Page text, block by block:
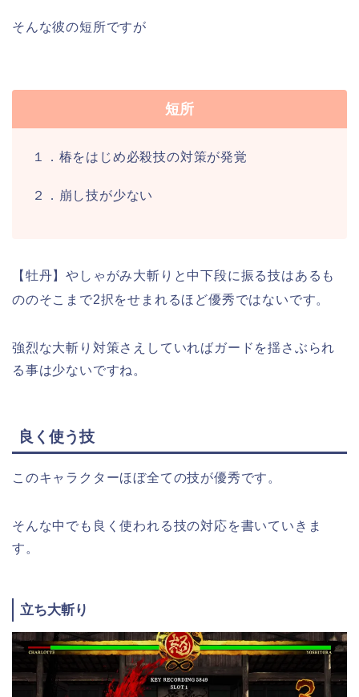
そんな彼の短所ですが
短所
１．椿をはじめ必殺技の対策が発覚
２．崩し技が少ない
【牡丹】やしゃがみ大斬りと中下段に振る技はあるも
ののそこまで2択をせまれるほど優秀ではないです。
強烈な大斬り対策さえしていればガードを揺さぶられ
る事は少ないですね。
良く使う技
このキャラクターほぼ全ての技が優秀です。
そんな中でも良く使われる技の対応を書いていきま
す。
立ち大斬り